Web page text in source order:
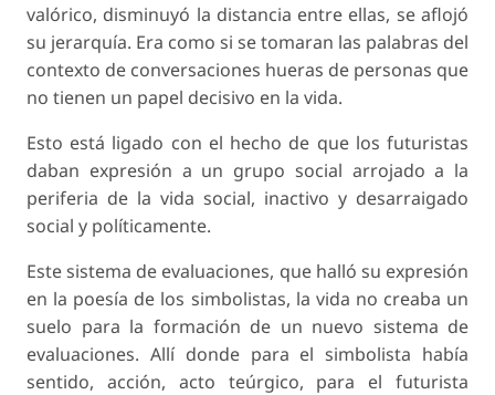
valórico, disminuyó la distancia entre ellas, se aflojó
su jerarquía. Era como si se tomaran las palabras del
contexto de conversaciones hueras de personas que
no tienen un papel decisivo en la vida.
Esto está ligado con el hecho de que los futuristas
daban expresión a un grupo social arrojado a la
periferia de la vida social, inactivo y desarraigado
social y políticamente.
Este sistema de evaluaciones, que halló su expresión
en la poesía de los simbolistas, la vida no creaba un
suelo para la formación de un nuevo sistema de
evaluaciones. Allí donde para el simbolista había
sentido, acción, acto teúrgico, para el futurista